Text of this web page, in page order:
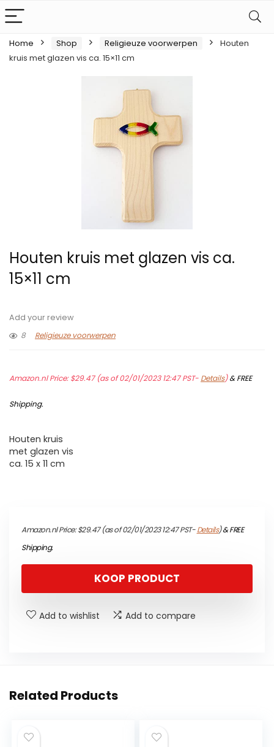
Home Shop Religieuze voorwerpen
Houten
kruis met glazen vis ca. 15×11 cm
Houten kruis met glazen vis ca.
15×11 cm
Add your review
8
Religieuze voorwerpen
Amazon.nl Price:$29.47(as of 02/01/2023 12:47 PST- Details)&FREE
Shipping.
Houten kruis
met glazen vis
ca. 15 x 11 cm
Amazon.nl Price:$29.47(as of 02/01/2023 12:47 PST-Details)&FREE
Shipping.
KOOP PRODUCT
Add to wishlist Add to compare
Related Products